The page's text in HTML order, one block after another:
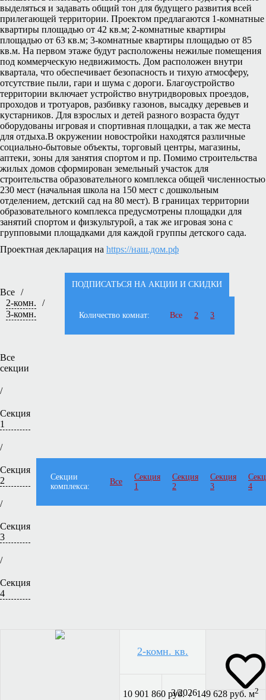
выделяться и задавать общий тон для будущего развития всей
прилегающей территории. Проектом предлагаются 1-комнатные
квартиры площадью от 42 кв.м; 2-комнатные квартиры
площадью от 63 кв.м; 3-комнатные квартиры площадью от 85
кв.м. На первом этаже будут расположены нежилые помещения
под коммерческую недвижимость. Дом расположен внутри
квартала, что обеспечивает безопасность и тихую атмосферу,
отсутствие пыли, гари и шума с дороги. Благоустройство
территории включает устройство внутридворовых проездов,
проходов и тротуаров, разбивку газонов, высадку деревьев и
кустарников. Для взрослых и детей разного возраста будут
оборудованы игровая и спортивная площадки, а так же места
для отдыха.В окружении новостройки находятся различные
социально-бытовые объекты, торговый центры, магазины,
аптеки, зоны для занятия спортом и пр. Помимо строительства
жилых домов сформирован земельный участок для
строительства образовательного комплекса общей численностью
230 мест (начальная школа на 150 мест с дошкольным
отделением, детский сад на 80 мест). В границах территории
образовательного комплекса предусмотрены площадки для
занятий спортом и физкультурой, а так же игровая зона с
групповыми площадками для каждой группы детского сада.
Проектная декларация на https://наш.дом.рф
Все /
2-комн.
/
3-комн.
ПОДПИСАТЬСЯ НА АКЦИИ И СКИДКИ
Количество комнат: Все 2 3
Все
секции
/
Секция
1
/
Секция
2
/
Секция
3
/
Секция
4
Секции
комплекса:
Все
Секция
1
Секция
2
Секция
3
4
2-комн. кв.
10 901 860 руб. / 149 628 руб. м2
3/2026